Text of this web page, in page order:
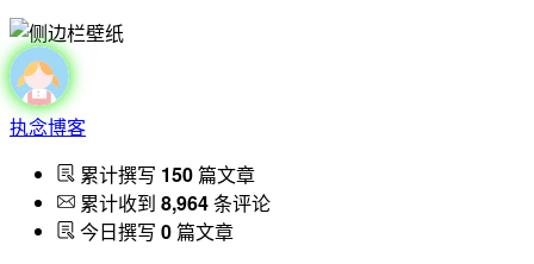
执念博客
累计撰写 150篇文章
累计收到 8,964条评论
今日撰写 0篇文章